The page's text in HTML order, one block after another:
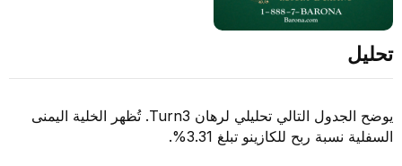
تحليل
يوضح الجدول التالي تحليلي لرهان Turn3. تُظهر الخلية اليمنى
السفلية نسبة ربح للكازينو تبلغ 3.31%.